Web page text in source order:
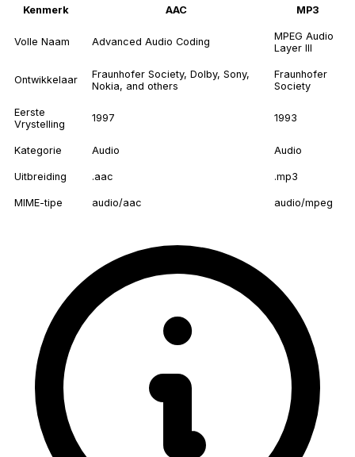
Kenmerk AAC MP3
Volle Naam Advanced Audio Coding
MPEG Audio
Layer III
Ontwikkelaar
Fraunhofer Society, Dolby, Sony,
Nokia, and others
Fraunhofer
Society
Eerste
Vrystelling
1997 1993
Kategorie Audio Audio
Uitbreiding .aac .mp3
MIME-tipe audio/aac audio/mpeg